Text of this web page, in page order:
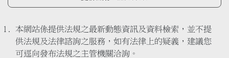
本網站係提供法規之最新動態資訊及資料檢索，並不提
供法規及法律諮詢之服務，如有法律上的疑義，建議您
可逕向發布法規之主管機關洽詢。